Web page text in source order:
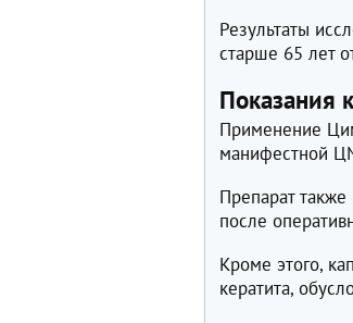
Результаты
старше 65 лет
Показания
Применение
манифестной
Препарат
после
Кроме этого,
кератита,